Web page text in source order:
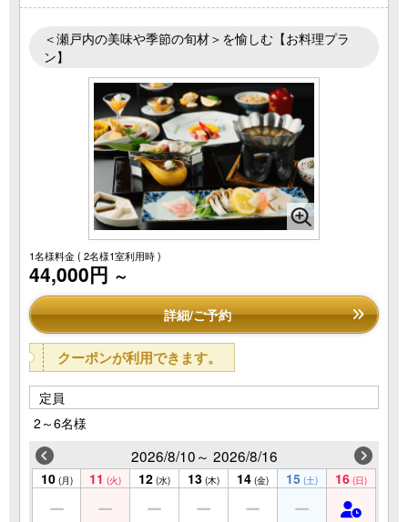
＜瀬戸内の美味や季節の旬材＞を愉しむ【お料理プラ
ン】
1名様料金( 2名様1室利用時 )
44,000円 ～
詳細/ご予約
クーポンが利用できます。
定員
2～6名様
2026/8/10～ 2026/8/16
10 (月) 11 (火) 12 (水) 13 (木) 14 (金) 15 (土) 16 (日)